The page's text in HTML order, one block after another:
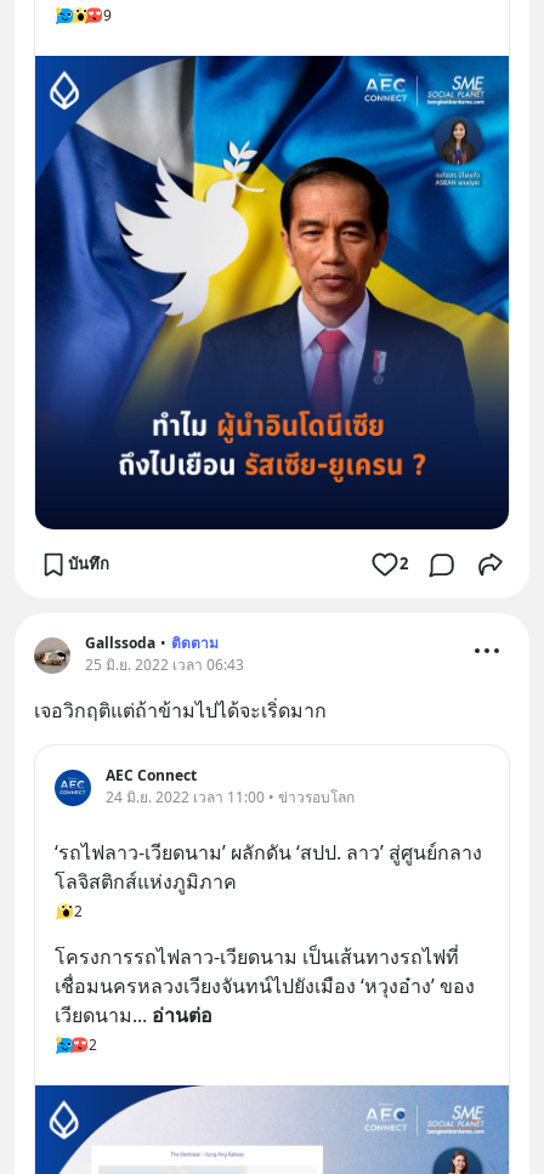
9
บันทึก 2
Gallssoda • ติดตาม
25 มิ.ย. 2022 เวลา 06:43
เจอวิกฤติแต่ถ้าข้ามไปได้จะเริ่ดมาก
AEC Connect
24 มิ.ย. 2022 เวลา 11:00 • ข่าวรอบโลก
‘รถไฟลาว-เวียดนาม’ ผลักดัน ‘สปป. ลาว’ สู่ศูนย์กลาง
โลจิสติกส์แห่งภูมิภาค
2
โครงการรถไฟลาว-เวียดนาม เป็นเส้นทางรถไฟที่
เชื่อมนครหลวงเวียงจันทน์ไปยังเมือง ‘หวุงอ๋าง’ ของ
เวียดนาม... อ่านต่อ
2